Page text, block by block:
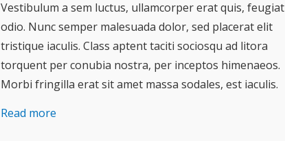
Vestibulum a sem luctus, ullamcorper erat quis, feugiat
odio. Nunc semper malesuada dolor, sed placerat elit
tristique iaculis. Class aptent taciti sociosqu ad litora
torquent per conubia nostra, per inceptos himenaeos.
Morbi fringilla erat sit amet massa sodales, est iaculis.
Read more